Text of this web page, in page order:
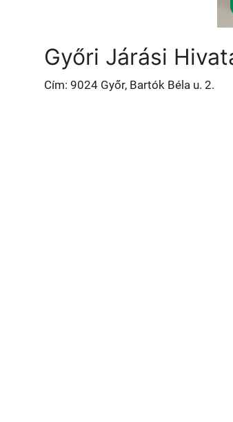
Győri Járási
Cím: 9024 Győr, Bartók Béla u. 2.